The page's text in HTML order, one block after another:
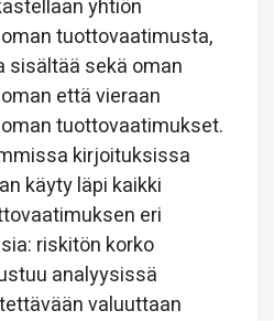
yhtiön
tuottovaatimusta,
sisältää sekä oman
että vieraan
tuottovaatimukset.
kirjoituksissa
käyty läpi kaikki
eri
riskitön korko
analyysissä
valuuttaan